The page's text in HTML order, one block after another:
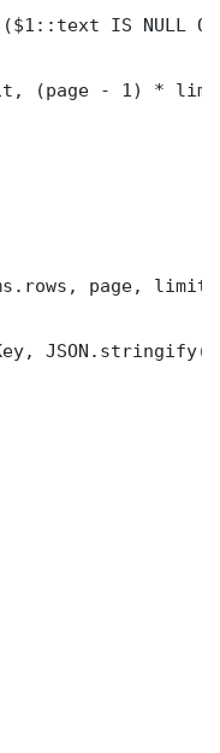
($1::text IS NULL
(page - 1) *
page,